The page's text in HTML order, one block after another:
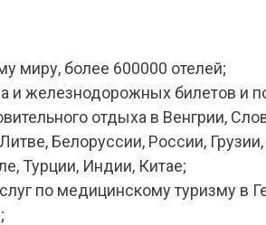
миру, более 600000 отелей;
и железнодорожных билетов и
отдыха в Венгрии,
Белоруссии, России,
Турции, Индии, Китае;
по медицинскому туризму в